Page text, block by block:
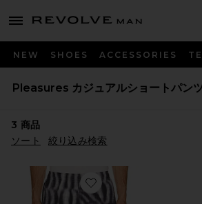
menu - shows more content
Revolve
NEW SHOES ACCESSORIES
Pleasures カジュアルショートパン
3 商品
ソート
絞り込み検索
Favorite ショートパンツ